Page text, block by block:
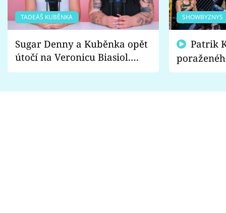
TADEÁŠ KUBĚNKA
Sugar Denny a Kuběnka opět
útočí na Veronicu Biasiol.
Proč je podle nich falešná a
SHOWBYZNYS
fanoušci